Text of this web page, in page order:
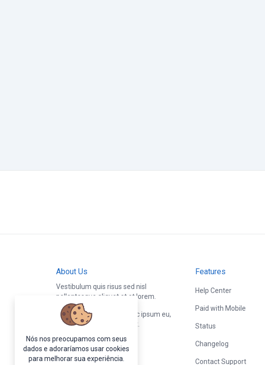
About Us
Vestibulum quis risus sed nisl
pellentesque aliquet et et lorem.
Fusce nibh nisl, gravida nec ipsum eu,
feugiat condimentum velit.
Features
Help Center
Paid with Mobile
Status
Changelog
Contact Support
Nós nos preocupamos com seus
dados e adoraríamos usar cookies
para melhorar sua experiência.